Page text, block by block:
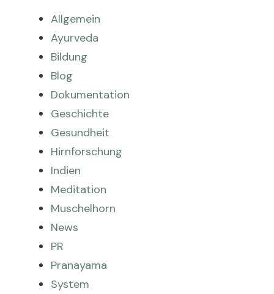
Allgemein
Ayurveda
Bildung
Blog
Dokumentation
Geschichte
Gesundheit
Hirnforschung
Indien
Meditation
Muschelhorn
News
PR
Pranayama
System